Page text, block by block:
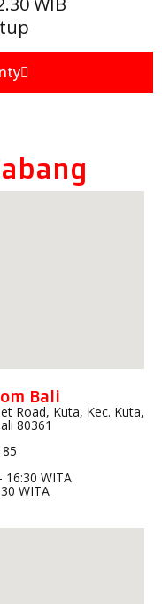
Bali
Road, Kuta, Kec. Kuta,
80361
16:30 WITA
WITA